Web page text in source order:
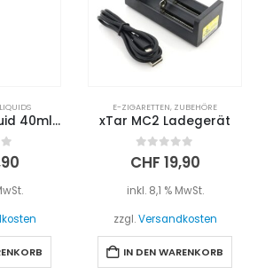
LIQUIDS
Simple Line Liquid 40ml – GRÜNER TEE
E-ZIGARETTEN, ZUBEHÖRE
xTar MC2 Ladegerät
0 out of 5
CHF 19,90
inkl. 8,1 % MwSt.
zzgl.Versandkosten
IN DEN WARENKORB